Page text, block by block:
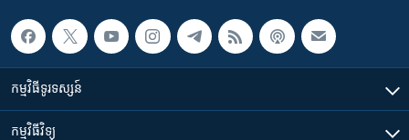
កម្មវិធី​ទូរទស្សន៍
កម្មវិធី​វិទ្យុ